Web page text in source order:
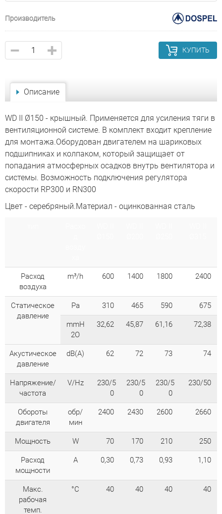
Производитель
КУПИТЬ
Описание
WD II Ø150 - крышный. Применяется для усиления тяги в
вентиляционной системе. В комплект входит крепление
для монтажа.Оборудован двигателем на шариковых
подшипниках и колпаком, который защищает от
попадания атмосферных осадков внутрь вентилятора и
системы. Возможность подключения регулятора
скорости RP300 и RN300
Цвет - серебряный.Материал - оцинкованная сталь
Расход
воздуха
m³/h 600 1400 1800 2400
Cтатическое
давление
Pa 310 465 590 675
mmH
2O
32,62 45,87 61,16 72,38
Акустическое
давление
dB(A) 62 72 73 74
Напряжение/
частота
V/Hz
230/5
0
230/5
0
230/5
0
230/50
Обороты
двигателя
обр/
мин
2400 2430 2600 2660
Мощность W 70 170 210 250
Расход
мощности
A 0,30 0,73 0,93 1,10
Макc.
рабочая
темп.
°C 40 40 40 40